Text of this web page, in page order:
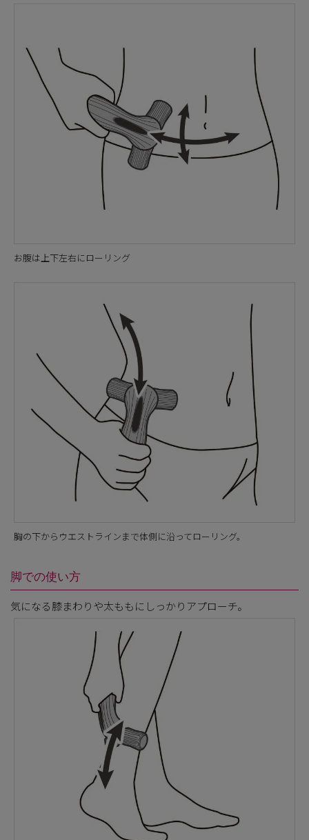
お腹は上下左右にローリング
胸の下からウエストラインまで体側に沿ってローリング。
脚での使い方
気になる膝まわりや太ももにしっかりアプローチ。